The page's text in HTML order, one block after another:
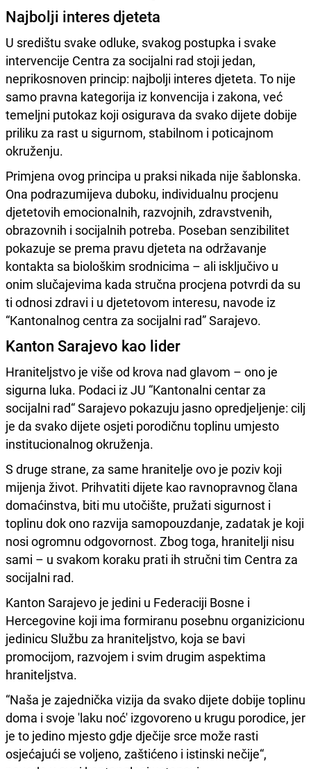
Najbolji interes djeteta
U središtu svake odluke, svakog postupka i svake
intervencije Centra za socijalni rad stoji jedan,
neprikosnoven princip: najbolji interes djeteta. To nije
samo pravna kategorija iz konvencija i zakona, već
temeljni putokaz koji osigurava da svako dijete dobije
priliku za rast u sigurnom, stabilnom i poticajnom
okruženju.
Primjena ovog principa u praksi nikada nije šablonska.
Ona podrazumijeva duboku, individualnu procjenu
djetetovih emocionalnih, razvojnih, zdravstvenih,
obrazovnih i socijalnih potreba. Poseban senzibilitet
pokazuje se prema pravu djeteta na održavanje
kontakta sa biološkim srodnicima – ali isključivo u
onim slučajevima kada stručna procjena potvrdi da su
ti odnosi zdravi i u djetetovom interesu, navode iz
“Kantonalnog centra za socijalni rad” Sarajevo.
Kanton Sarajevo kao lider
Hraniteljstvo je više od krova nad glavom – ono je
sigurna luka. Podaci iz JU “Kantonalni centar za
socijalni rad“ Sarajevo pokazuju jasno opredjeljenje: cilj
je da svako dijete osjeti porodičnu toplinu umjesto
institucionalnog okruženja.
S druge strane, za same hranitelje ovo je poziv koji
mijenja život. Prihvatiti dijete kao ravnopravnog člana
domaćinstva, biti mu utočište, pružati sigurnost i
toplinu dok ono razvija samopouzdanje, zadatak je koji
nosi ogromnu odgovornost. Zbog toga, hranitelji nisu
sami – u svakom koraku prati ih stručni tim Centra za
socijalni rad.
Kanton Sarajevo je jedini u Federaciji Bosne i
Hercegovine koji ima formiranu posebnu organizicionu
jedinicu Službu za hraniteljstvo, koja se bavi
promocijom, razvojem i svim drugim aspektima
hraniteljstva.
“Naša je zajednička vizija da svako dijete dobije toplinu
doma i svoje 'laku noć' izgovoreno u krugu porodice, jer
je to jedino mjesto gdje dječije srce može rasti
osjećajući se voljeno, zaštićeno i istinski nečije“,